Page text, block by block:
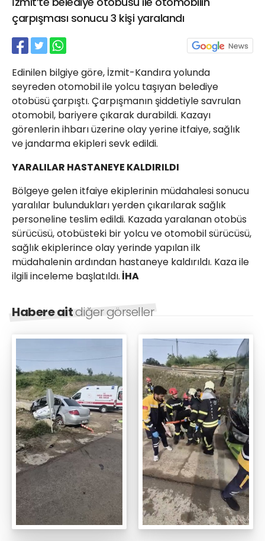
çarpışması sonucu 3 kişi yaralandı
Edinilen bilgiye göre, İzmit-Kandıra yolunda
seyreden otomobil ile yolcu taşıyan belediye
otobüsü çarpıştı. Çarpışmanın şiddetiyle savrulan
otomobil, bariyere çıkarak durabildi. Kazayı
görenlerin ihbarı üzerine olay yerine itfaiye, sağlık
ve jandarma ekipleri sevk edildi.
YARALILAR HASTANEYE KALDIRILDI
Bölgeye gelen itfaiye ekiplerinin müdahalesi sonucu
yaralılar bulundukları yerden çıkarılarak sağlık
personeline teslim edildi. Kazada yaralanan otobüs
sürücüsü, otobüsteki bir yolcu ve otomobil sürücüsü,
sağlık ekiplerince olay yerinde yapılan ilk
müdahalenin ardından hastaneye kaldırıldı. Kaza ile
ilgili inceleme başlatıldı. İHA
Habere aitdiğer görseller
21 Gölcük
02624132333
haber@golcukpostasi.com